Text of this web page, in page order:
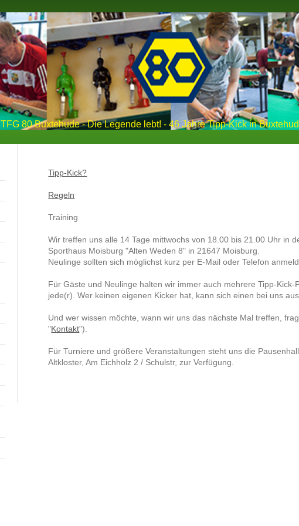
TFG 80 Buxtehude - Die Legende lebt! - 46 Jahre Tipp-Kick in
Tipp-Kick?
Regeln
Training
Wir treffen uns alle 14 Tage mittwochs von 18.00 bis 21.00 Uhr in
Sporthaus Moisburg "Alten Weden 8" in 21647 Moisburg.
Neulinge sollten sich möglichst kurz per E-Mail oder Telefon
Für Gäste und Neulinge halten wir immer auch mehrere Tipp-Kick-
jede(r). Wer keinen eigenen Kicker hat, kann sich einen bei uns
Und wer wissen möchte, wann wir uns das nächste Mal treffen,
"Kontakt").
Für Turniere und größere Veranstaltungen steht uns die
Altkloster, Am Eichholz 2 / Schulstr, zur Verfügung.